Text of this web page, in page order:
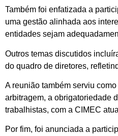
Também foi enfatizada a
uma gestão alinhada aos
entidades sejam
Outros temas discutidos
do quadro de diretores,
A reunião também serviu
arbitragem, a obrigatoriedade
trabalhistas, com a CIMEC
Por fim, foi anunciada a